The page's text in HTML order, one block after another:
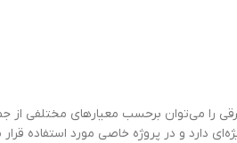
را می‌توان برحسب معیارهای مختلفی از
دارد و در پروژه خاصی مورد استفاده قرار